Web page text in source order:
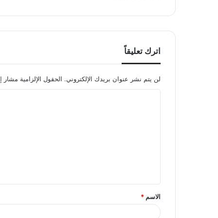
اترك تعليقاً
لن يتم نشر عنوان بريدك الإلكتروني. الحقول الإلزامية مشار
ق
*
الاسم *